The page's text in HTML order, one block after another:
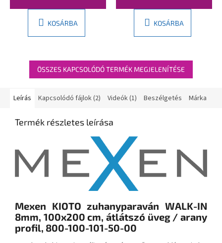
KOSÁRBA KOSÁRBA
ÖSSZES KAPCSOLÓDÓ TERMÉK MEGJELENÍTÉSE
Leírás Kapcsolódó fájlok (2) Videók (1) Beszélgetés Márka
Termék részletes leírása
Mexen KIOTO zuhanyparaván WALK-IN
8mm, 100x200 cm, átlátszó üveg / arany
profil, 800-100-101-50-00